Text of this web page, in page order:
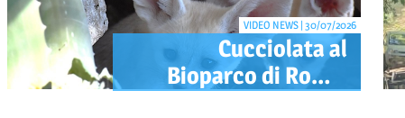
Cucciolata al
Bioparco di Roma:
VIDEO NEWS | 30/07/2026